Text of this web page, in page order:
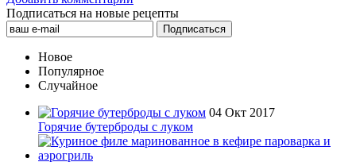
Подписаться на новые рецепты
Новое
Популярное
Случайное
04 Окт 2017
Горячие бутерброды с луком